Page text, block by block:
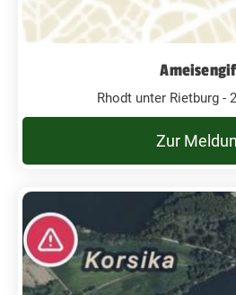
Rhodt unter Rietburg -
Zur